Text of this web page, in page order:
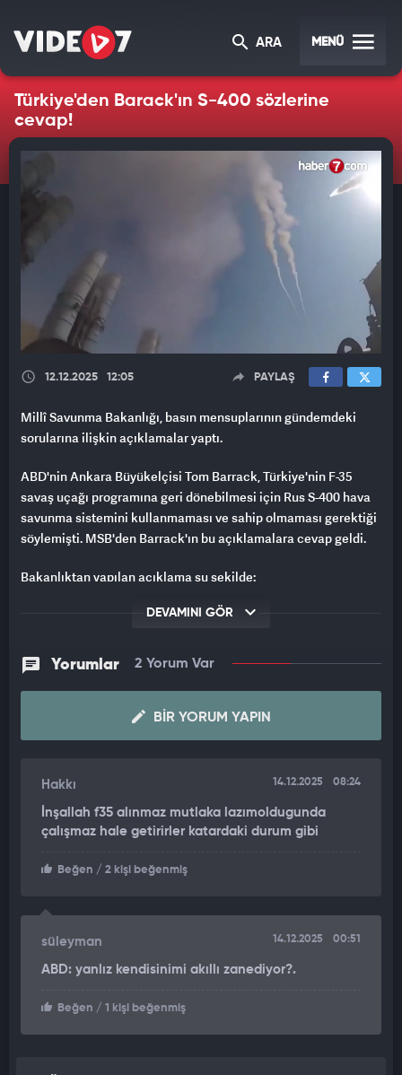
ARA MENÜ
Türkiye'den Barack'ın S-400 sözlerine
cevap!
12.12.2025 12:05 PAYLAŞ
Millî Savunma Bakanlığı, basın mensuplarının gündemdeki
sorularına ilişkin açıklamalar yaptı.
ABD'nin Ankara Büyükelçisi Tom Barrack, Türkiye'nin F-35
savaş uçağı programına geri dönebilmesi için Rus S-400 hava
savunma sistemini kullanmaması ve sahip olmaması gerektiği
söylemişti. MSB'den Barrack'ın bu açıklamalara cevap geldi.
Bakanlıktan yapılan açıklama şu şekilde:
güçlendirmeye yönelik çalışmalarımız planlandığı şekilde
sürmektedir.
Son günlerde gündeme getirilen S-400 Hava Savunma Sistemi
ile ilgili yeni bir gelişme bulunmamaktadır.
"F-35'LERLE İLGİLİ İSTİŞARELER DEVAM ETMEKTE"
F-35 tedariğine ilişkin ABD’li muhataplarımızla yürütülen
diplomatik temas ve görüşmeler sürmekte, F-35 tedariği
programa yeniden dâhil edilmesi için istişareler devam
F-35 projesine yönelik sürecin, müttefiklik ruhu çerçevesinde,
ilişkilerine olumlu katkı sağlayacağı değerlendirilmektedir.
DEVAMINI GÖR
Yorumlar 2 Yorum Var
BIR YORUM YAPIN
Hakkı 14.12.2025 08:24
İnşallah f35 alınmaz mutlaka lazımoldugunda
çalışmaz hale getirirler katardaki durum gibi
Beğen / 2 kişi beğenmiş
süleyman 14.12.2025 00:51
ABD: yanlız kendisinimi akıllı zanediyor?.
Beğen / 1 kişi beğenmiş